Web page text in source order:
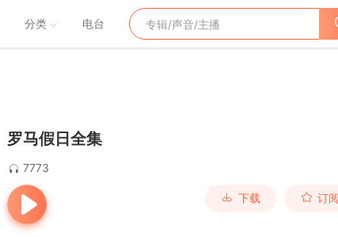
分类 电台
罗马假日全集
7773
下载 订阅